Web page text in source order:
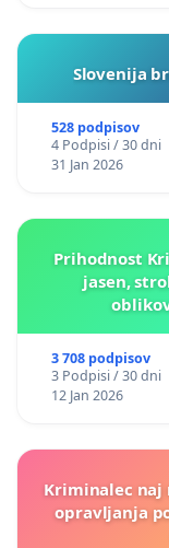
Slovenija
528 podpisov
4 Podpisi / 30 dni
31 Jan 2026
Prihodnost
jasen,
3 708 podpisov
3 Podpisi / 30 dni
12 Jan 2026
Kriminalec naj
opravljanja